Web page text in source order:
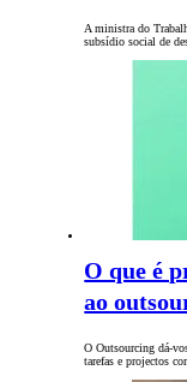
A ministra do
subsídio social de
O que é
ao
O Outsourcing dá-
tarefas e projectos